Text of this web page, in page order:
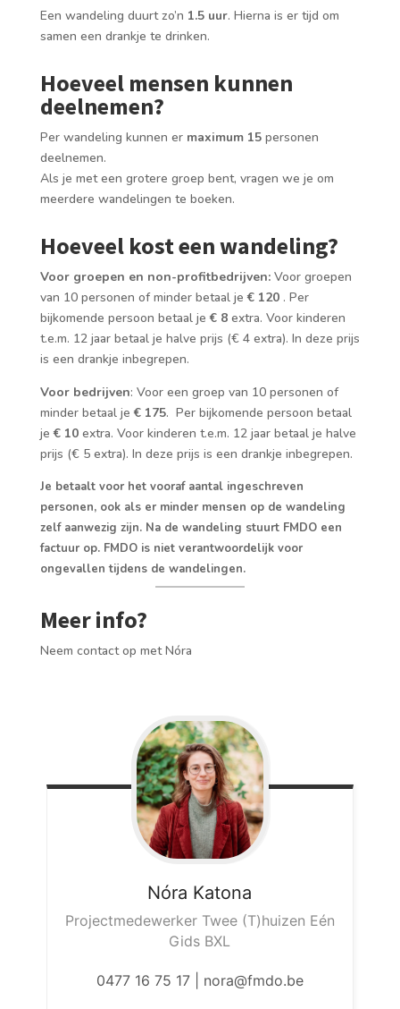
Een wandeling duurt zo’n 1.5 uur. Hierna is er tijd om
samen een drankje te drinken.
Hoeveel mensen kunnen
deelnemen?
Per wandeling kunnen er maximum 15personen
deelnemen.
Als je met een grotere groep bent, vragen we je om
meerdere wandelingen te boeken.
Hoeveel kost een wandeling?
Voor groepen en non-profitbedrijven: Voor groepen
van 10 personen of minder betaal je€ 120. Per
bijkomende persoon betaal je€ 8extra. Voor kinderen
t.e.m. 12 jaar betaal je halve prijs (€ 4 extra). In deze prijs
is een drankje inbegrepen.
Voor bedrijven: Voor een groep van 10 personen of
minder betaal je€ 175. Per bijkomende persoon betaal
je€ 10extra. Voor kinderen t.e.m. 12 jaar betaal je halve
prijs (€ 5 extra). In deze prijs is een drankje inbegrepen.
Je betaalt voor het vooraf aantal ingeschreven
personen, ook als er minder mensen op de wandeling
zelf aanwezig zijn. Na de wandeling stuurt FMDO een
factuur op. FMDO is niet verantwoordelijk voor
ongevallen tijdens de wandelingen.
Meer info?
Neem contact op met Nóra
Nóra Katona
Projectmedewerker Twee (T)huizen Eén
Gids BXL
0477 16 75 17 | nora@fmdo.be